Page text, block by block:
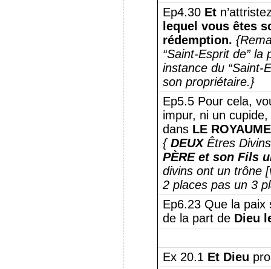
Ep4.30 Et
lequel vous êtes
rédemption.
“Saint-Esprit de” la
instance du “Saint-
son propriétaire.}
Ep5.5 Pour cela,
impur, ni un cupide,
dans LE
{ DEUXÊtres
PÈRE et son Fils
divins ont un trône
2 places pas un 3
Ep6.23 Que la paix
de la part de Dieu
Ex 20.1 Et Dieu